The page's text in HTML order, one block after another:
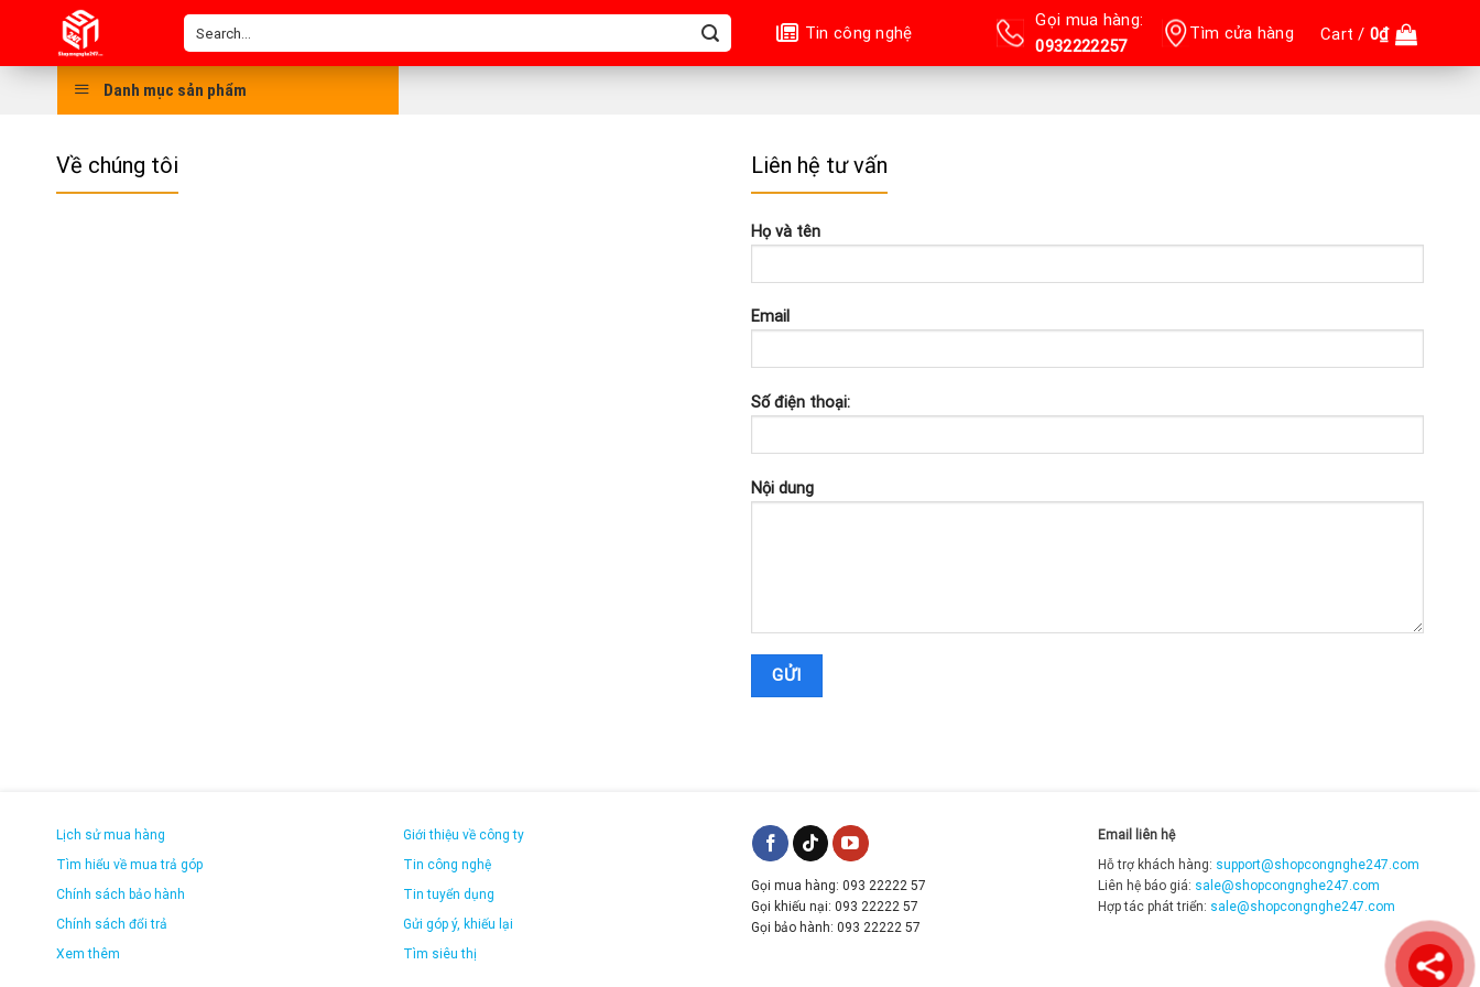
content
Search
for:
Tin công nghệ
Gọi mua hàng:
0932222257
Tìm cửa hàng Cart /0₫
Danh mục sản phẩm
Về chúng tôi Liên hệ tư vấn
Họ và tên
Email
Số điện thoại:
Nội dung
Lịch sử mua hàng
Tìm hiểu về mua trả góp
Chính sách bảo hành
Chính sách đổi trả
Xem thêm
Giới thiệu về công ty
Tin công nghệ
Tin tuyển dụng
Gửi góp ý, khiếu lại
Tìm siêu thị
Gọi mua hàng: 093 22222 57
Gọi khiếu nại: 093 22222 57
Gọi bảo hành: 093 22222 57
Email liên hệ
Hỗ trợ khách hàng: support@shopcongnghe247.com
Liên hệ báo giá: sale@shopcongnghe247.com
Hợp tác phát triển: sale@shopcongnghe247.com